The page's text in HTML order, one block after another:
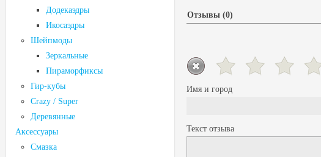
Додекаэдры
Икосаэдры
Шейпмоды
Зеркальные
Пираморфиксы
Гир-кубы
Crazy / Super
Деревянные
Аксессуары
Смазка
Отзывы (0)
Имя и город
Текст отзыва